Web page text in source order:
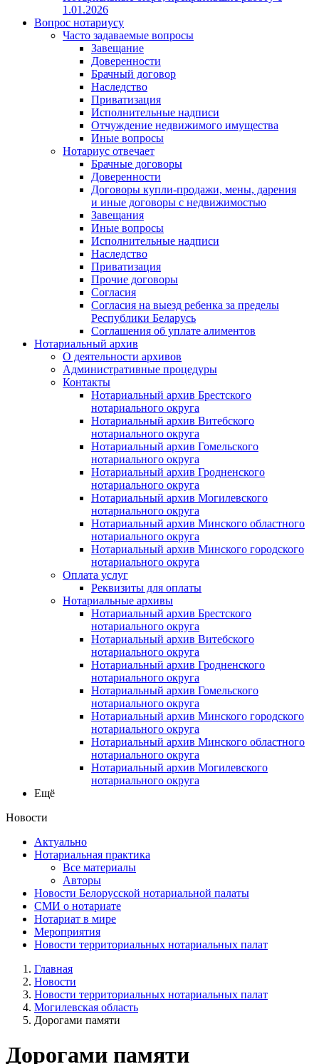
1.01.2026
Вопрос нотариусу
Часто задаваемые вопросы
Завещание
Доверенности
Брачный договор
Наследство
Приватизация
Исполнительные надписи
Отчуждение недвижимого имущества
Иные вопросы
Нотариус отвечает
Брачные договоры
Доверенности
Договоры купли-продажи, мены, дарения
и иные договоры с недвижимостью
Завещания
Иные вопросы
Исполнительные надписи
Наследство
Приватизация
Прочие договоры
Согласия
Согласия на выезд ребенка за пределы
Республики Беларусь
Соглашения об уплате алиментов
Нотариальный архив
О деятельности архивов
Административные процедуры
Контакты
Нотариальный архив Брестского
нотариального округа
Нотариальный архив Витебского
нотариального округа
Нотариальный архив Гомельского
нотариального округа
Нотариальный архив Гродненского
нотариального округа
Нотариальный архив Могилевского
нотариального округа
Нотариальный архив Минского областного
нотариального округа
Нотариальный архив Минского городского
нотариального округа
Оплата услуг
Реквизиты для оплаты
Нотариальные архивы
Нотариальный архив Брестского
нотариального округа
Нотариальный архив Витебского
нотариального округа
Нотариальный архив Гродненского
нотариального округа
Нотариальный архив Гомельского
нотариального округа
Нотариальный архив Минского городского
нотариального округа
Нотариальный архив Минского областного
нотариального округа
Нотариальный архив Могилевского
нотариального округа
Ещё
Новости
Актуально
Нотариальная практика
Все материалы
Авторы
Новости Белорусской нотариальной палаты
СМИ о нотариате
Нотариат в мире
Мероприятия
Новости территориальных нотариальных палат
Главная
Новости
Новости территориальных нотариальных палат
Могилевская область
Дорогами памяти
Дорогами памяти